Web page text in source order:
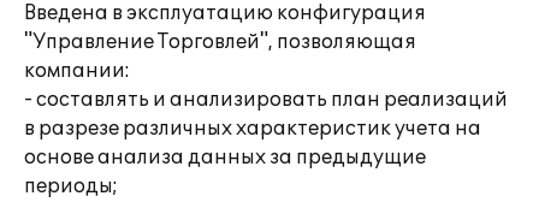
Введена в эксплуатацию конфигурация
"Управление Торговлей", позволяющая
компании:
- составлять и анализировать план реализаций
в разрезе различных характеристик учета на
основе анализа данных за предыдущие
периоды;